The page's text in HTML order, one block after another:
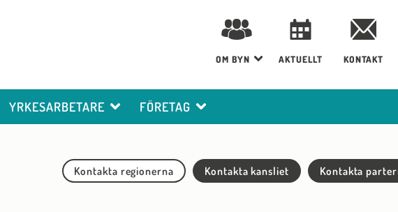
OM BYN AKTUELLT KONTAKT
YRKESARBETARE FÖRETAG
Kontakta regionerna Kontakta kansliet Kontakta